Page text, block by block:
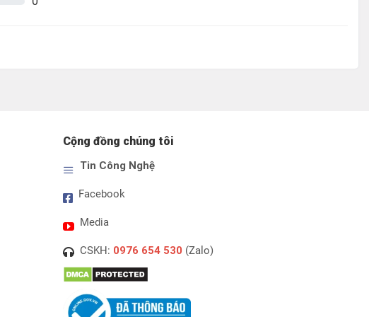
Cộng đồng chúng tôi
Tin Công Nghệ
Facebook
Media
CSKH: 0976 654 530 (Zalo)